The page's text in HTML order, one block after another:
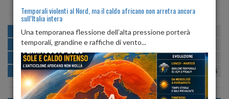
MATTINA min:19º max:26º U:61%
POMERIGGIO min:28º max:29º
SERA min:23º max:27º U:65% 97%
NOTTE min: 19º max:21º U:100% 100%
Temporali violenti al Nord, ma il caldo africano non arretra ancora
sull’Italia intera
Una temporanea flessione dell’alta pressione porterà
temporali, grandine e raffiche di vento...